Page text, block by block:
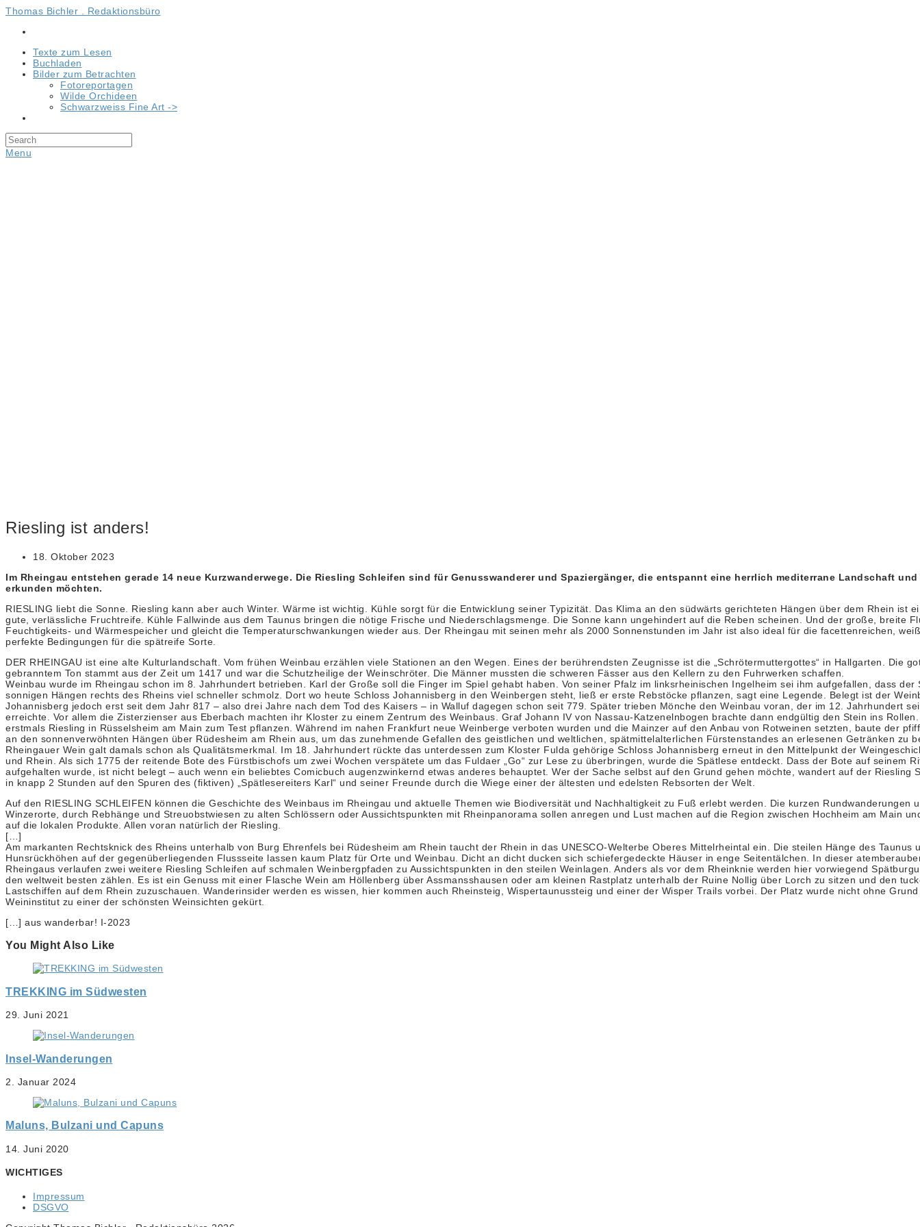
Thomas Bichler . Redaktionsbüro
Texte zum Lesen
Buchladen
Bilder zum Betrachten
Fotoreportagen
Wilde Orchideen
Schwarzweiss Fine Art ->
Menu
Riesling ist anders!
18. Oktober 2023
Im Rheingau entstehen gerade 14 neue Kurzwanderwege. Die Riesling Schleifen sind für Genusswanderer und Spaziergänger, die entspannt eine herrlich mediterrane Landschaft
erkunden möchten.
RIESLING liebt die Sonne. Riesling kann aber auch Winter. Wärme ist wichtig. Kühle sorgt für die Entwicklung seiner Typizität. Das Klima an den südwärts gerichteten Hängen über dem Rhein ist
gute, verlässliche Fruchtreife. Kühle Fallwinde aus dem Taunus bringen die nötige Frische und Niederschlagsmenge. Die Sonne kann ungehindert auf die Reben scheinen. Und der große, breite
Feuchtigkeits- und Wärmespeicher und gleicht die Temperaturschwankungen wieder aus. Der Rheingau mit seinen mehr als 2000 Sonnenstunden im Jahr ist also ideal für die facettenreichen,
perfekte Bedingungen für die spätreife Sorte.
DER RHEINGAU ist eine alte Kulturlandschaft. Vom frühen Weinbau erzählen viele Stationen an den Wegen. Eines der berührendsten Zeugnisse ist die „Schrötermuttergottes“ in Hallgarten. Die
gebranntem Ton stammt aus der Zeit um 1417 und war die Schutzheilige der Weinschröter. Die Männer mussten die schweren Fässer aus den Kellern zu den Fuhrwerken schaffen.
Weinbau wurde im Rheingau schon im 8. Jahrhundert betrieben. Karl der Große soll die Finger im Spiel gehabt haben. Von seiner Pfalz im linksrheinischen Ingelheim sei ihm aufgefallen, dass der
sonnigen Hängen rechts des Rheins viel schneller schmolz. Dort wo heute Schloss Johannisberg in den Weinbergen steht, ließ er erste Rebstöcke pflanzen, sagt eine Legende. Belegt ist der
Johannisberg jedoch erst seit dem Jahr 817 – also drei Jahre nach dem Tod des Kaisers – in Walluf dagegen schon seit 779. Später trieben Mönche den Weinbau voran, der im 12. Jahrhundert
erreichte. Vor allem die Zisterzienser aus Eberbach machten ihr Kloster zu einem Zentrum des Weinbaus. Graf Johann IV von Nassau-Katzenelnbogen brachte dann endgültig den Stein ins
erstmals Riesling in Rüsselsheim am Main zum Test pflanzen. Während im nahen Frankfurt neue Weinberge verboten wurden und die Mainzer auf den Anbau von Rotweinen setzten, baute der
an den sonnenverwöhnten Hängen über Rüdesheim am Rhein aus, um das zunehmende Gefallen des geistlichen und weltlichen, spätmittelalterlichen Fürstenstandes an erlesenen Getränken zu
Rheingauer Wein galt damals schon als Qualitätsmerkmal. Im 18. Jahrhundert rückte das unterdessen zum Kloster Fulda gehörige Schloss Johannisberg erneut in den Mittelpunkt der
und Rhein. Als sich 1775 der reitende Bote des Fürstbischofs um zwei Wochen verspätete um das Fuldaer „Go“ zur Lese zu überbringen, wurde die Spätlese entdeckt. Dass der Bote auf seinem
aufgehalten wurde, ist nicht belegt – auch wenn ein beliebtes Comicbuch augenzwinkernd etwas anderes behauptet. Wer der Sache selbst auf den Grund gehen möchte, wandert auf der Riesling
in knapp 2 Stunden auf den Spuren des (fiktiven) „Spätlesereiters Karl“ und seiner Freunde durch die Wiege einer der ältesten und edelsten Rebsorten der Welt.
Auf den RIESLING SCHLEIFEN können die Geschichte des Weinbaus im Rheingau und aktuelle Themen wie Biodiversität und Nachhaltigkeit zu Fuß erlebt werden. Die kurzen Rundwanderungen
Winzerorte, durch Rebhänge und Streuobstwiesen zu alten Schlössern oder Aussichtspunkten mit Rheinpanorama sollen anregen und Lust machen auf die Region zwischen Hochheim am Main
auf die lokalen Produkte. Allen voran natürlich der Riesling.
[…]
Am markanten Rechtsknick des Rheins unterhalb von Burg Ehrenfels bei Rüdesheim am Rhein taucht der Rhein in das UNESCO-Welterbe Oberes Mittelrheintal ein. Die steilen Hänge des Taunus
Hunsrückhöhen auf der gegenüberliegenden Flussseite lassen kaum Platz für Orte und Weinbau. Dicht an dicht ducken sich schiefergedeckte Häuser in enge Seitentälchen. In dieser
Rheingaus verlaufen zwei weitere Riesling Schleifen auf schmalen Weinbergpfaden zu Aussichtspunkten in den steilen Weinlagen. Anders als vor dem Rheinknie werden hier vorwiegend
den weltweit besten zählen. Es ist ein Genuss mit einer Flasche Wein am Höllenberg über Assmansshausen oder am kleinen Rastplatz unterhalb der Ruine Nollig über Lorch zu sitzen und den
Lastschiffen auf dem Rhein zuzuschauen. Wanderinsider werden es wissen, hier kommen auch Rheinsteig, Wispertaunussteig und einer der Wisper Trails vorbei. Der Platz wurde nicht ohne
Weininstitut zu einer der schönsten Weinsichten gekürt.
[…] aus wanderbar! I-2023
You Might Also Like
TREKKING im Südwesten
29. Juni 2021
Insel-Wanderungen
2. Januar 2024
Maluns, Bulzani und Capuns
14. Juni 2020
WICHTIGES
Impressum
DSGVO